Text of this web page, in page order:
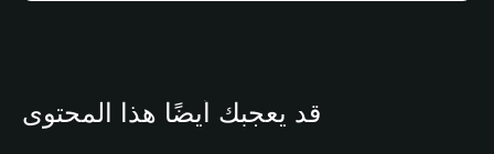
قد يعجبك أيضًا هذا المحتوى